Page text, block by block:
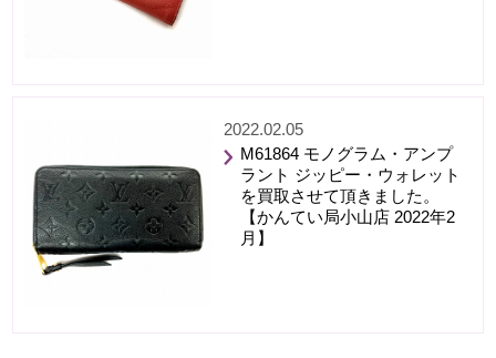
2022.02.05
M61864 モノグラム・アンプ
ラント ジッピー・ウォレット
を買取させて頂きました。
【かんてい局小山店 2022年2
月】